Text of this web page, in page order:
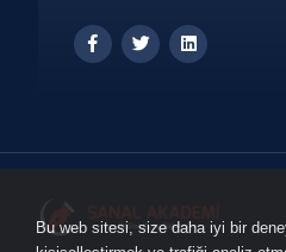
Bu web sitesi, size daha iyi bir